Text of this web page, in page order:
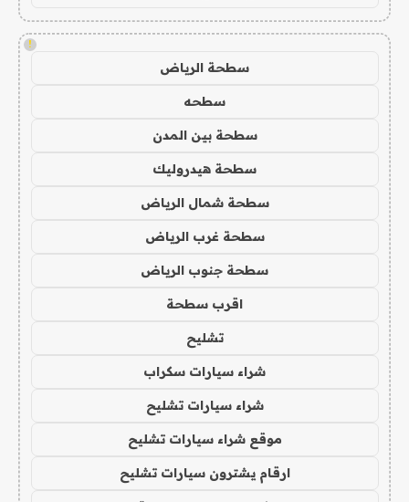
!
سطحة الرياض
سطحه
سطحة بين المدن
سطحة هيدروليك
سطحة شمال الرياض
سطحة غرب الرياض
سطحة جنوب الرياض
اقرب سطحة
تشليح
شراء سيارات سكراب
شراء سيارات تشليح
موقع شراء سيارات تشليح
ارقام يشترون سيارات تشليح